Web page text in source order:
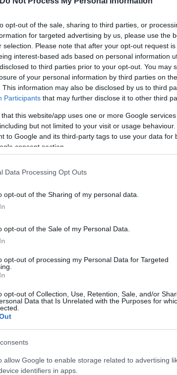
opt-out of the sale, sharing to third parties, or
for targeted advertising by us, please use the
selection. Please note that after your opt-out request
interest-based ads based on personal information
to third parties prior to your opt-out. You may
of your personal information by third parties on
This information may also be disclosed by us to third
Participants that may further disclose it to other third
that this website/app uses one or more Google
but not limited to your visit or usage
to Google and its third-party tags to use your data for
consent section.
Data Processing Opt Outs
opt-out of the Sharing of my personal data.
opt-out of the Sale of my Personal Data.
opt-out of processing my Personal Data for Targeted
opt-out of Collection, Use, Retention, Sale, and/or
Data that Is Unrelated with the Purposes for
allow Google to enable storage related to advertising
identifiers in apps.
Flash.grστην αναζήτηση τηςGoogle
υπήρξε ένας
να δώσει μια
τον γιο του
Και οι
επιστήμονες